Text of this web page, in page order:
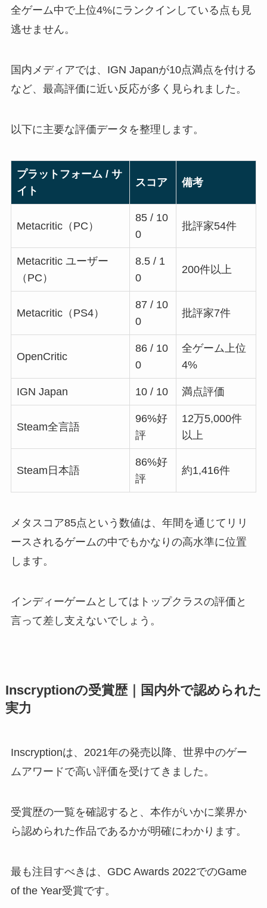
全ゲーム中で上位4%にランクインしている点も見
逃せません。
国内メディアでは、IGN Japanが10点満点を付ける
など、最高評価に近い反応が多く見られました。
以下に主要な評価データを整理します。
プラットフォーム / サ
イト
スコア 備考
Metacritic（PC）
85 / 10
0
批評家54件
Metacritic ユーザー
（PC）
8.5 / 1
0
200件以上
Metacritic（PS4）
87 / 10
0
批評家7件
OpenCritic
86 / 10
0
全ゲーム上位
4%
IGN Japan 10 / 10 満点評価
Steam全言語
96%好
評
12万5,000件
以上
Steam日本語
86%好
評
約1,416件
メタスコア85点という数値は、年間を通じてリリ
ースされるゲームの中でもかなりの高水準に位置
します。
インディーゲームとしてはトップクラスの評価と
言って差し支えないでしょう。
Inscryptionの受賞歴｜国内外で認められた
実力
Inscryptionは、2021年の発売以降、世界中のゲー
ムアワードで高い評価を受けてきました。
受賞歴の一覧を確認すると、本作がいかに業界か
ら認められた作品であるかが明確にわかります。
最も注目すべきは、GDC Awards 2022でのGame
of the Year受賞です。